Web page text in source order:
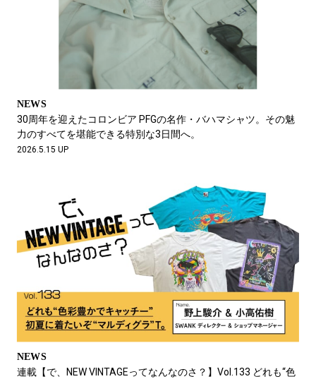
NEWS
30周年を迎えたコロンビア PFGの名作・バハマシャツ。その魅
力のすべてを堪能できる特別な3日間へ。
2026.5.15 UP
NEWS
連載【で、NEW VINTAGEってなんなのさ？】Vol.133 どれも“色